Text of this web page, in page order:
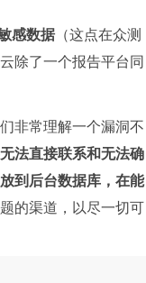
感数据（这点在众测
除了一个报告平台同
非常理解一个漏洞不
法直接联系和无法确
到后台数据库，在能
的渠道，以尽一切可